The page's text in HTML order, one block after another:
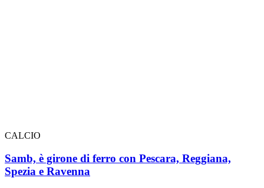
CALCIO
Samb, è girone di ferro con Pescara, Reggiana,
Spezia e Ravenna